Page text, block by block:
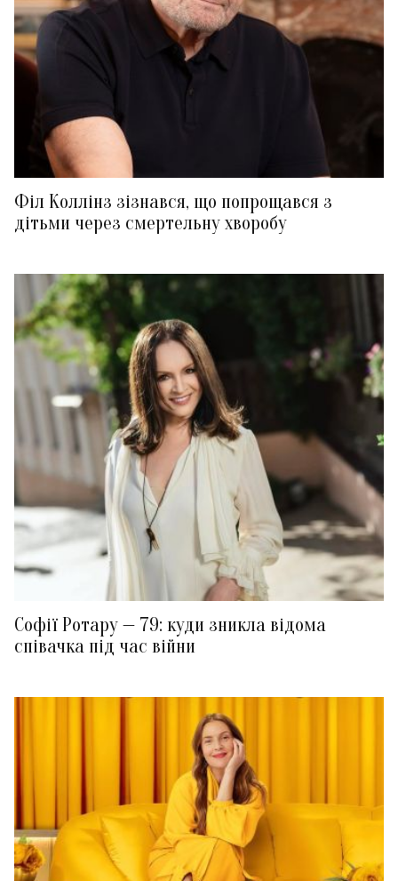
Філ Коллінз зізнався, що попрощався з
дітьми через смертельну хворобу
Софії Ротару — 79: куди зникла відома
співачка під час війни